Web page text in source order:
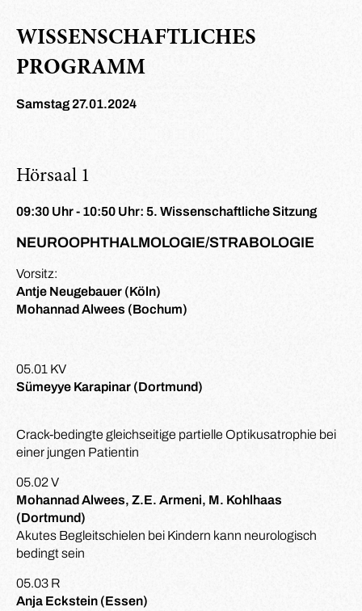
WISSENSCHAFTLICHES
PROGRAMM
Samstag 27.01.2024
Hörsaal 1
09:30 Uhr - 10:50 Uhr: 5. Wissenschaftliche Sitzung
NEUROOPHTHALMOLOGIE/STRABOLOGIE
Vorsitz:
Antje Neugebauer (Köln)
Mohannad Alwees (Bochum)
05.01 KV
Sümeyye Karapinar (Dortmund)
Crack-bedingte gleichseitige partielle Optikusatrophie bei
einer jungen Patientin
05.02 V
Mohannad Alwees, Z.E. Armeni, M. Kohlhaas
(Dortmund)
Akutes Begleitschielen bei Kindern kann neurologisch
bedingt sein
05.03 R
Anja Eckstein (Essen)